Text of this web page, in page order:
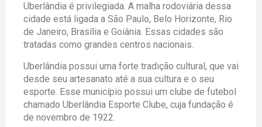
Uberlândia é privilegiada. A malha rodoviária dessa
cidade está ligada a São Paulo, Belo Horizonte, Rio
de Janeiro, Brasília e Goiânia. Essas cidades são
tratadas como grandes centros nacionais.
Uberlândia possui uma forte tradição cultural, que vai
desde seu artesanato até a sua cultura e o seu
esporte. Esse município possui um clube de futebol
chamado Uberlândia Esporte Clube, cuja fundação é
de novembro de 1922.